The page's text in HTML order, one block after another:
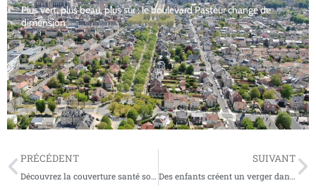
Plus vert, plus beau, plus sûr : le boulevard Pasteur change de
dimension
PRÉCÉDENT
Découvrez la couverture santé solidaire de Soissons et ses avantages
SUIVANT
Des enfants créent un verger dans le square du Belvédère